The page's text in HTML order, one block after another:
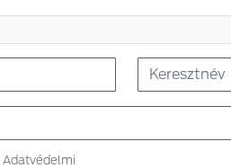
Adatvédelmi